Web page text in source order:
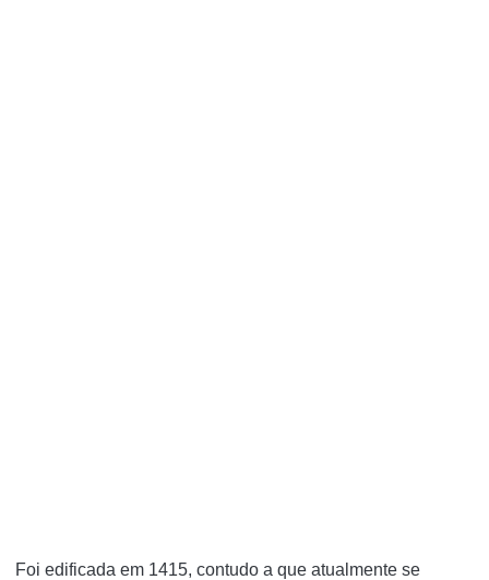
Foi edificada em 1415, contudo a que atualmente se